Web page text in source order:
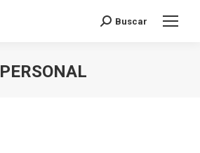
Search:
Buscar
PERSONAL